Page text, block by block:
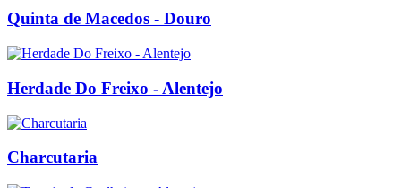
Quinta de Macedos - Douro
Herdade Do Freixo - Alentejo
Charcutaria